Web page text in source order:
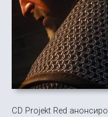
CD Projekt Red